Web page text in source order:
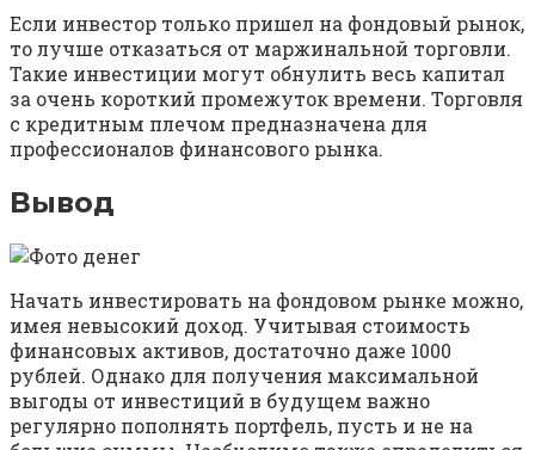
Если инвестор только пришел на фондовый рынок,
то лучше отказаться от маржинальной торговли.
Такие инвестиции могут обнулить весь капитал
за очень короткий промежуток времени. Торговля
с кредитным плечом предназначена для
профессионалов финансового рынка.
Вывод
Начать инвестировать на фондовом рынке можно,
имея невысокий доход. Учитывая стоимость
финансовых активов, достаточно даже 1000
рублей. Однако для получения максимальной
выгоды от инвестиций в будущем важно
регулярно пополнять портфель, пусть и не на